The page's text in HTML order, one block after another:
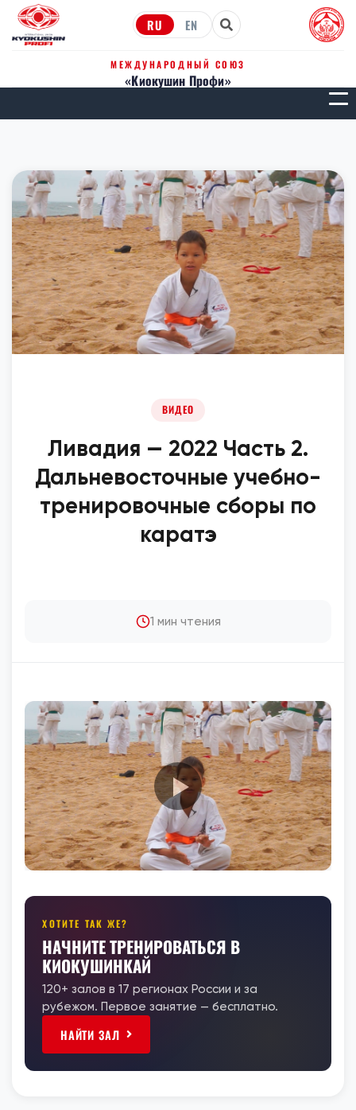
RU EN
МЕЖДУНАРОДНЫЙ СОЮЗ
«Киокушин Профи»
ВИДЕО
Ливадия — 2022 Часть 2.
Дальневосточные учебно-
тренировочные сборы по
каратэ
1 мин чтения
ХОТИТЕ ТАК ЖЕ?
НАЧНИТЕ ТРЕНИРОВАТЬСЯ В
КИОКУШИНКАЙ
120+ залов в 17 регионах России и за
рубежом. Первое занятие — бесплатно.
НАЙТИ ЗАЛ